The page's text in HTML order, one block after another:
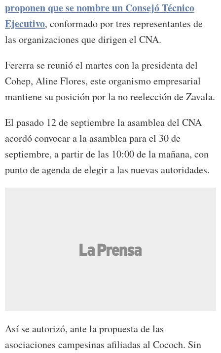
proponen que se nombre un Consejó Técnico
Ejecutivo, conformado por tres representantes de
las organizaciones que dirigen el CNA.
Fererra se reunió el martes con la presidenta del
Cohep, Aline Flores, este organismo empresarial
mantiene su posición por la no reelección de Zavala.
El pasado 12 de septiembre la asamblea del CNA
acordó convocar a la asamblea para el 30 de
septiembre, a partir de las 10:00 de la mañana, con
punto de agenda de elegir a las nuevas autoridades.
Así se autorizó, ante la propuesta de las
asociaciones campesinas afiliadas al Cococh. Sin